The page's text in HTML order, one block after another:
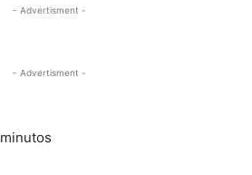
- Advertisment -
- Advertisment -
minutos